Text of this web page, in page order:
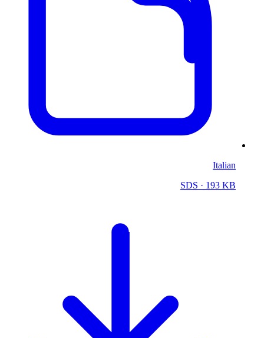
Italian
SDS · 193 KB